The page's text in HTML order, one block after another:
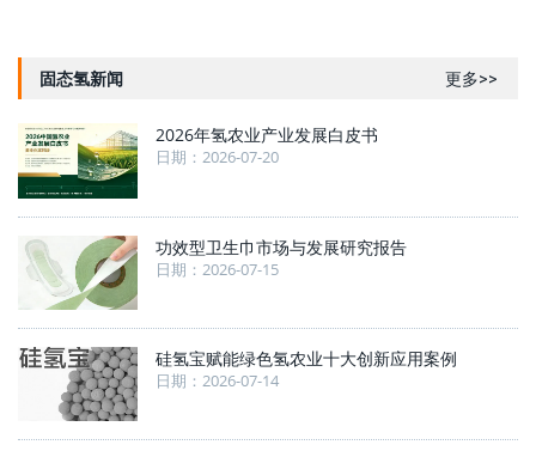
固态氢新闻 更多>>
2026年氢农业产业发展白皮书
日期：2026-07-20
功效型卫生巾市场与发展研究报告
日期：2026-07-15
硅氢宝赋能绿色氢农业十大创新应用案例
日期：2026-07-14